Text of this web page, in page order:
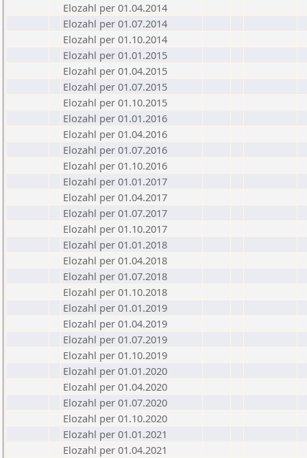
Elozahl per 01.04.2014
Elozahl per 01.07.2014
Elozahl per 01.10.2014
Elozahl per 01.01.2015
Elozahl per 01.04.2015
Elozahl per 01.07.2015
Elozahl per 01.10.2015
Elozahl per 01.01.2016
Elozahl per 01.04.2016
Elozahl per 01.07.2016
Elozahl per 01.10.2016
Elozahl per 01.01.2017
Elozahl per 01.04.2017
Elozahl per 01.07.2017
Elozahl per 01.10.2017
Elozahl per 01.01.2018
Elozahl per 01.04.2018
Elozahl per 01.07.2018
Elozahl per 01.10.2018
Elozahl per 01.01.2019
Elozahl per 01.04.2019
Elozahl per 01.07.2019
Elozahl per 01.10.2019
Elozahl per 01.01.2020
Elozahl per 01.04.2020
Elozahl per 01.07.2020
Elozahl per 01.10.2020
Elozahl per 01.01.2021
Elozahl per 01.04.2021